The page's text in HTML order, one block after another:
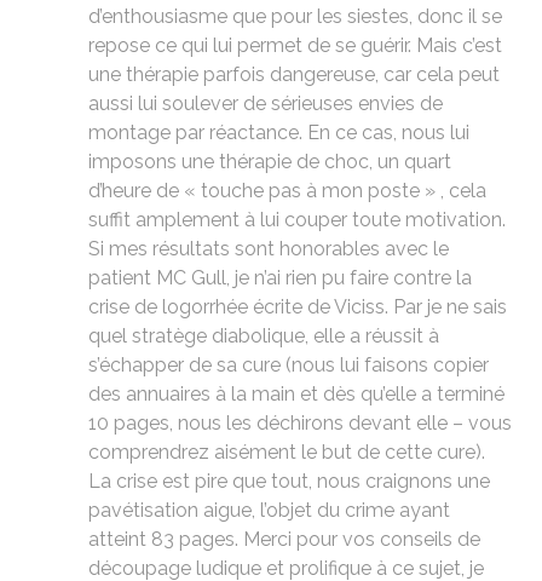
d’enthousiasme que pour les siestes, donc il se
repose ce qui lui permet de se guérir. Mais c’est
une thérapie parfois dangereuse, car cela peut
aussi lui soulever de sérieuses envies de
montage par réactance. En ce cas, nous lui
imposons une thérapie de choc, un quart
d’heure de « touche pas à mon poste » , cela
suffit amplement à lui couper toute motivation.
Si mes résultats sont honorables avec le
patient MC Gull, je n’ai rien pu faire contre la
crise de logorrhée écrite de Viciss. Par je ne sais
quel stratège diabolique, elle a réussit à
s’échapper de sa cure (nous lui faisons copier
des annuaires à la main et dès qu’elle a terminé
10 pages, nous les déchirons devant elle – vous
comprendrez aisément le but de cette cure).
La crise est pire que tout, nous craignons une
pavétisation aigue, l’objet du crime ayant
atteint 83 pages. Merci pour vos conseils de
découpage ludique et prolifique à ce sujet, je